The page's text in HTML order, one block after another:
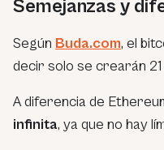
Semejanzas y
Según Buda.com, el
decir solo se crearán
A diferencia de
infinita, ya que no hay